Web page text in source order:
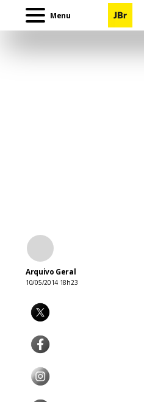
Menu
Arquivo Geral
10/05/2014 18h23